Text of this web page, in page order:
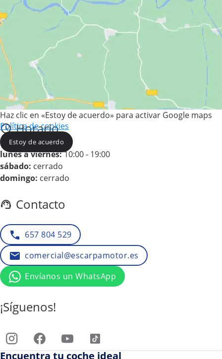
Horario
lunes a viernes:10:00 - 19:00
sábado: cerrado
domingo: cerrado
Contacto
657 804 529
comercial@escarpamotor.es
Envíanos un WhatsApp
¡Síguenos!
Haz clic en «Estoy de acuerdo» para activar Google maps
Política de cookies
Estoy de acuerdo
Encuentra tu coche ideal